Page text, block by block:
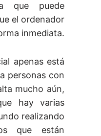
que puede
el ordenador
inmediata.
apenas está
personas con
mucho aún,
hay varias
realizando
que están